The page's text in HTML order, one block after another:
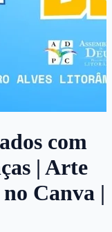
com
| Arte
Canva |